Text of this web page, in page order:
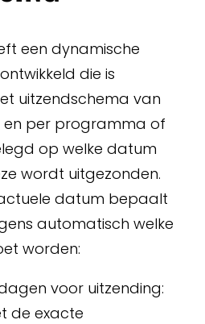
een dynamische
die is
uitzendschema van
en per programma of
op welke datum
wordt uitgezonden.
datum bepaalt
automatisch welke
worden:
voor uitzending:
de exacte